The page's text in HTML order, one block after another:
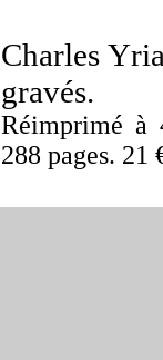
Charles
gravés.
Réimprimé à
288 pages. 21